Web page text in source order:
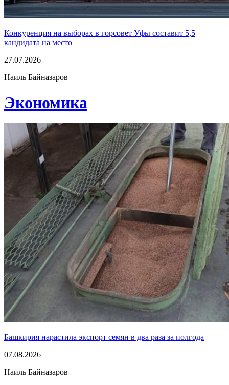
Конкуренция на выборах в горсовет Уфы составит 5,5
кандидата на место
27.07.2026
Наиль Байназаров
Экономика
Башкирия нарастила экспорт семян в два раза за полгода
07.08.2026
Наиль Байназаров